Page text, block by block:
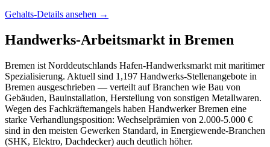
Gehalts-Details ansehen →
Handwerks-Arbeitsmarkt in Bremen
Bremen ist Norddeutschlands Hafen-Handwerksmarkt mit maritimer
Spezialisierung. Aktuell sind 1,197 Handwerks-Stellenangebote in
Bremen ausgeschrieben — verteilt auf Branchen wie Bau von
Gebäuden, Bauinstallation, Herstellung von sonstigen Metallwaren.
Wegen des Fachkräftemangels haben Handwerker Bremen eine
starke Verhandlungsposition: Wechselprämien von 2.000-5.000 €
sind in den meisten Gewerken Standard, in Energiewende-Branchen
(SHK, Elektro, Dachdecker) auch deutlich höher.